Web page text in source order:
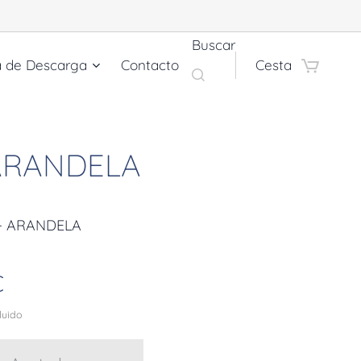
de Descarga Contacto
Buscar
Cesta
ARANDELA